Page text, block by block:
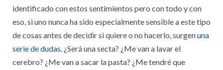
identificado con estos sentimientos pero con todo y con
eso, si uno nunca ha sido especialmente sensible a este tipo
de cosas antes de decidir si quiere o no hacerlo, surgenuna
serie de dudas. ¿Será una secta? ¿Me van a lavar el
cerebro? ¿Me van a sacar la pasta? ¿Me tendré que